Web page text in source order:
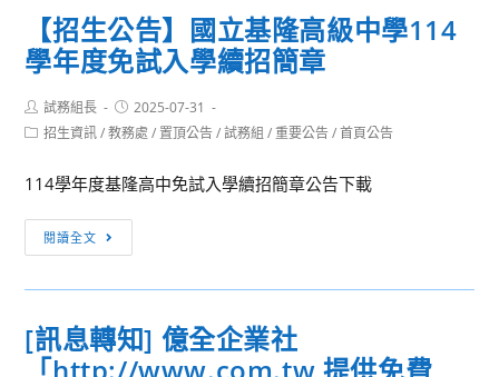
大
一
先
班
二
日
營
「PEERS®
社
巧
訓
教
育
國
民
學
前
署
「中
學
【招生公告】國立基隆高級中學114
學年度免試入學續招簡章
Post
author:
試務組長
Post
published:
2025-07-31
Post招生資訊 / 教務處 / 置頂公告 / 試務組 / 重要公告 / 首頁公告
114學年度基隆高中免試入學續招簡章公告下載
閱讀全文
生
公
國
立
[訊息轉知] 億全企業社